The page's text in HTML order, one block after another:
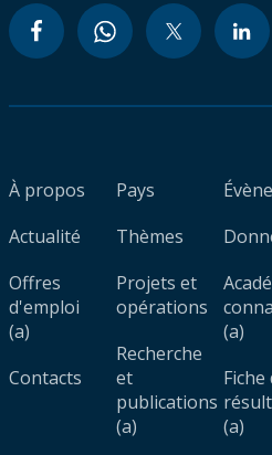
À propos
Actualité
Offres
d'emploi
(a)
Contacts
Pays
Thèmes
Projets et
opérations
Recherche
et
publications
(a)
(a)
Fiche
(a)